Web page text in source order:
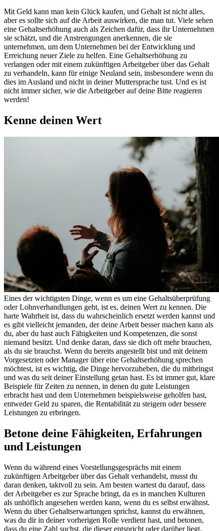
Mit Geld kann man kein Glück kaufen, und Gehalt ist nicht alles,
aber es sollte sich auf die Arbeit auswirken, die man tut. Viele sehen
eine Gehaltserhöhung auch als Zeichen dafür, dass ihr Unternehmen
sie schätzt, und die Anstrengungen anerkennen, die sie
unternehmen, um dem Unternehmen bei der Entwicklung und
Erreichung neuer Ziele zu helfen. Eine Gehaltserhöhung zu
verlangen oder mit einem zukünftigen Arbeitgeber über das Gehalt
zu verhandeln, kann für einige Neuland sein, insbesondere wenn du
dies im Ausland und nicht in deiner Muttersprache tust. Und es ist
nicht immer sicher, wie die Arbeitgeber auf deine Bitte reagieren
werden!
Kenne deinen Wert
Eines der wichtigsten Dinge, wenn es um eine Gehaltsüberprüfung
oder Lohnverhandlungen geht, ist es, deinen Wert zu kennen. Die
harte Wahrheit ist, dass du wahrscheinlich ersetzt werden kannst und
es gibt vielleicht jemanden, der deine Arbeit besser machen kann als
du, aber du hast auch Fähigkeiten und Kompetenzen, die sonst
niemand besitzt. Und denke daran, dass sie dich oft mehr brauchen,
als du sie brauchst. Wenn du bereits angestellt bist und mit deinem
Vorgesetzten oder Manager über eine Gehaltserhöhung sprechen
möchtest, ist es wichtig, die Dinge hervorzuheben, die du mitbringst
und was du seit deiner Einstellung getan hast. Es ist immer gut, klare
Beispiele für Zeiten zu nennen, in denen du gute Leistungen
erbracht hast und dem Unternehmen beispielsweise geholfen hast,
entweder Geld zu sparen, die Rentabilität zu steigern oder bessere
Leistungen zu erbringen.
Betone deine Fähigkeiten, Erfahrungen
und Leistungen
Wenn du während eines Vorstellungsgesprächs mit einem
zukünftigen Arbeitgeber über das Gehalt verhandelst, musst du
daran denken, taktvoll zu sein. Am besten wartest du darauf, dass
der Arbeitgeber es zur Sprache bringt, da es in manchen Kulturen
als unhöflich angesehen werden kann, wenn du es selbst erwähnst.
Wenn du über Gehaltserwartungen sprichst, kannst du erwähnen,
was du dir in deiner vorherigen Rolle verdient hast, und betonen,
dass du eine Zahl suchst, die dieser entspricht oder darüber liegt.